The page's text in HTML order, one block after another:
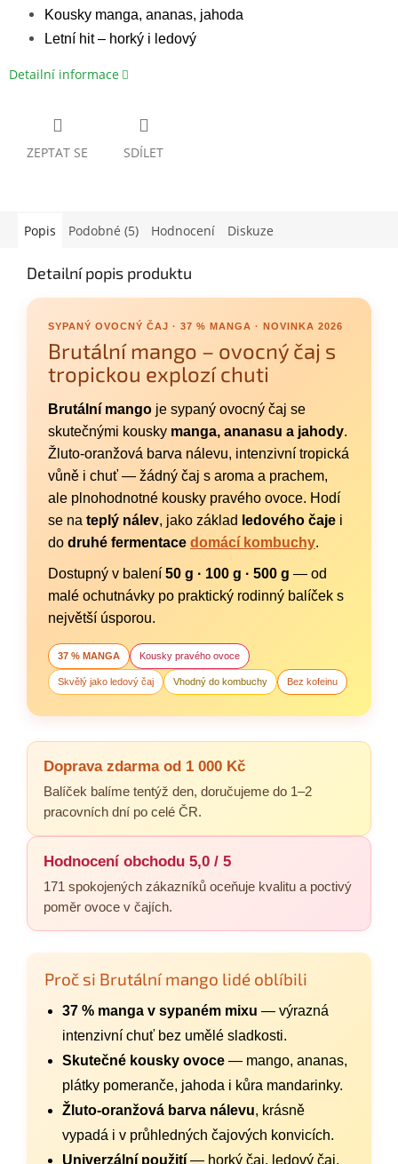
Kousky manga, ananas, jahoda
Letní hit – horký i ledový
Detailní informace
ZEPTAT SE SDÍLET
Popis Podobné (5) Hodnocení Diskuze
Detailní popis produktu
SYPANÝ OVOCNÝ ČAJ · 37 % MANGA · NOVINKA 2026
Brutální mango – ovocný čaj s
tropickou explozí chuti
Brutální mango je sypaný ovocný čaj se
skutečnými kousky manga, ananasu a jahody.
Žluto-oranžová barva nálevu, intenzivní tropická
vůně i chuť — žádný čaj s aroma a prachem,
ale plnohodnotné kousky pravého ovoce. Hodí
se na teplý nálev, jako základ ledového čaje i
do druhé fermentace domácí kombuchy.
Dostupný v balení 50 g · 100 g · 500 g — od
malé ochutnávky po praktický rodinný balíček s
největší úsporou.
37 % MANGA Kousky pravého ovoce
Skvělý jako ledový čaj Vhodný do kombuchy Bez kofeinu
Doprava zdarma od 1 000 Kč
Balíček balíme tentýž den, doručujeme do 1–2
pracovních dní po celé ČR.
Hodnocení obchodu 5,0 / 5
171 spokojených zákazníků oceňuje kvalitu a poctivý
poměr ovoce v čajích.
Proč si Brutální mango lidé oblíbili
37 % manga v sypaném mixu — výrazná
intenzivní chuť bez umělé sladkosti.
Skutečné kousky ovoce — mango, ananas,
plátky pomeranče, jahoda i kůra mandarinky.
Žluto-oranžová barva nálevu, krásně
vypadá i v průhledných čajových konvicích.
Univerzální použití — horký čaj, ledový čaj,